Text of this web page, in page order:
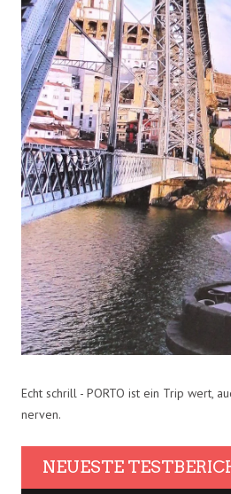
Echt schrill - PORTO ist ein Trip wert,
nerven.
NEUESTE